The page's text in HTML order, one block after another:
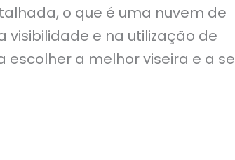
o que é uma nuvem de
visibilidade e na utilização de
a melhor viseira e a se